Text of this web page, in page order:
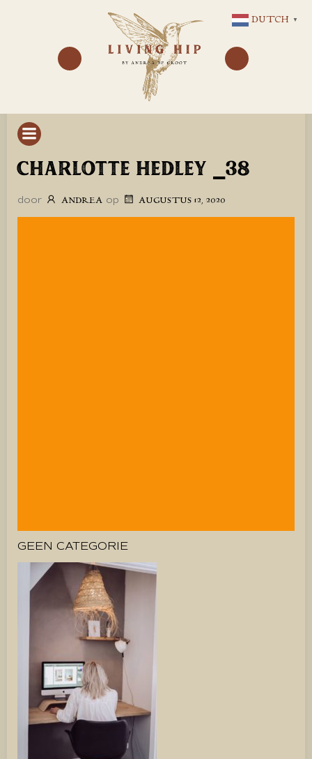
NAAR
DE
INHOUD
CHARLOTTE HEDLEY _38
door ANDREA op AUGUSTUS 12, 2020
GEEN CATEGORIE
DUTCH ▼